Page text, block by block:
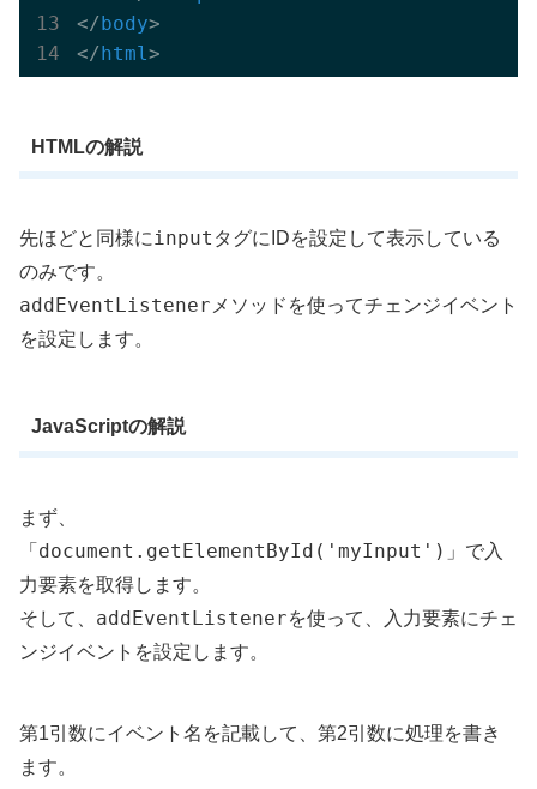
</ body>
</ html>
HTMLの解説
先ほどと同様にinput タグにIDを設定して表示している
のみです。
addEventListener メソッドを使ってチェンジイベント
を設定します。
JavaScriptの解説
まず、
「 document.getElementById('myInput') 」で入
力要素を取得します。
そして、 addEventListenerを使って、入力要素にチェ
ンジイベントを設定します。
第1引数にイベント名を記載して、第2引数に処理を書き
ます。